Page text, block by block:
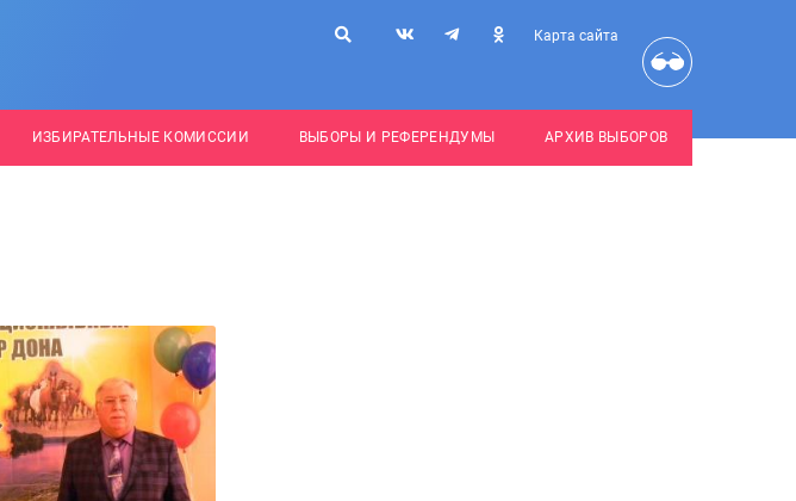
Карта сайта
ИЗБИРАТЕЛЬНЫЕ КОМИССИИ ВЫБОРЫ И РЕФЕРЕНДУМЫ АРХИВ ВЫБОРОВ